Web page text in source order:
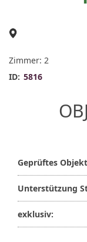
Zimmer: 2
ID: 5816
Geprüftes
Unterstützung
exklusiv: